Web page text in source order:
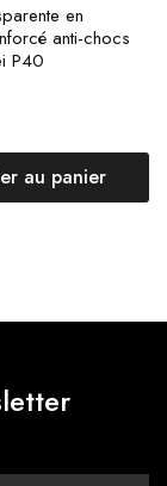
en
anti-chocs
P40
au panier